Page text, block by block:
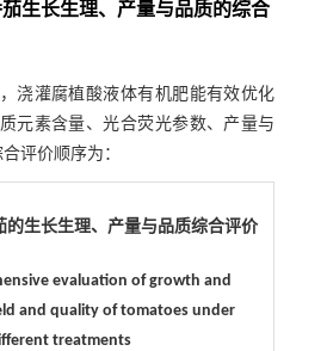
生长生理、产量与品质的综合
浇灌腐植酸液体有机肥能有效优化
元素含量、光合荧光参数、产量与
评价顺序为：
的生长生理、产量与品质综合评价
evaluation of growth and
and quality of tomatoes under
treatments